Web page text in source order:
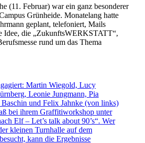
(11. Februar) war ein ganz besonderer
Grünheide. Monatelang hatte
geplant, telefoniert, Mails
Idee, die „ZukunftsWERKSTATT“,
rund um das Thema